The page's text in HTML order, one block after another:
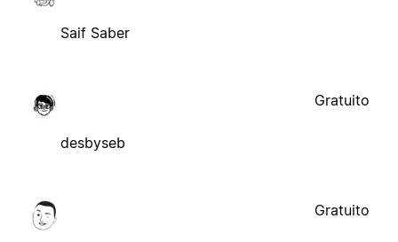
Saif Saber
desbyseb
Gratuito
Gratuito